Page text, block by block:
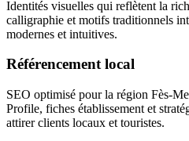
Identités visuelles qui reflètent la
calligraphie et motifs traditionnels
modernes et intuitives.
Référencement local
SEO optimisé pour la région Fès-
Profile, fiches établissement et
attirer clients locaux et touristes.